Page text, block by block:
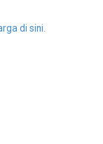
di sini.